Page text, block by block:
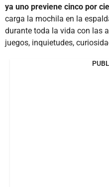
ya uno previene cinco por
carga la mochila en la
durante toda la vida con las
juegos, inquietudes,